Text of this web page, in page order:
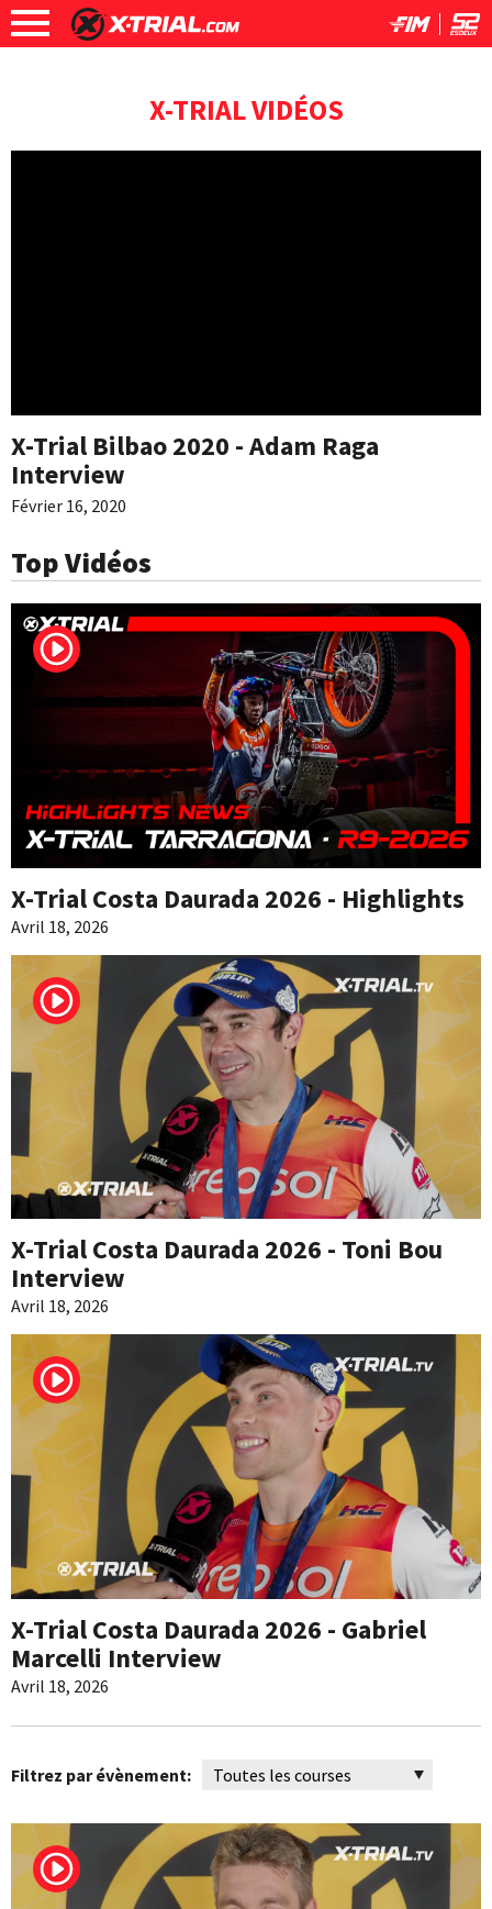
X-TRIAL VIDÉOS
X-Trial Bilbao 2020 - Adam Raga
Interview
Février 16, 2020
Top Vidéos
X-Trial Costa Daurada 2026 - Highlights
Avril 18, 2026
X-Trial Costa Daurada 2026 - Toni Bou
Interview
Avril 18, 2026
X-Trial Costa Daurada 2026 - Gabriel
Marcelli Interview
Avril 18, 2026
Filtrez par évènement: